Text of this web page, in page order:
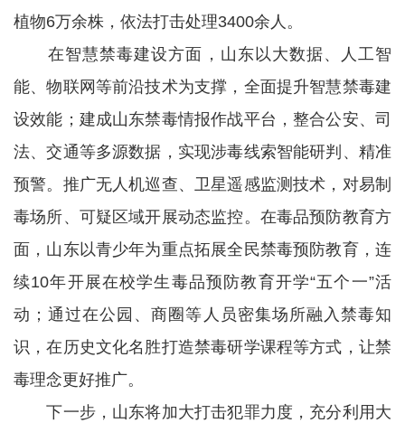
植物6万余株，依法打击处理3400余人。
在智慧禁毒建设方面，山东以大数据、人工智
能、物联网等前沿技术为支撑，全面提升智慧禁毒建
设效能；建成山东禁毒情报作战平台，整合公安、司
法、交通等多源数据，实现涉毒线索智能研判、精准
预警。推广无人机巡查、卫星遥感监测技术，对易制
毒场所、可疑区域开展动态监控。在毒品预防教育方
面，山东以青少年为重点拓展全民禁毒预防教育，连
续10年开展在校学生毒品预防教育开学“五个一”活
动；通过在公园、商圈等人员密集场所融入禁毒知
识，在历史文化名胜打造禁毒研学课程等方式，让禁
毒理念更好推广。
下一步，山东将加大打击犯罪力度，充分利用大